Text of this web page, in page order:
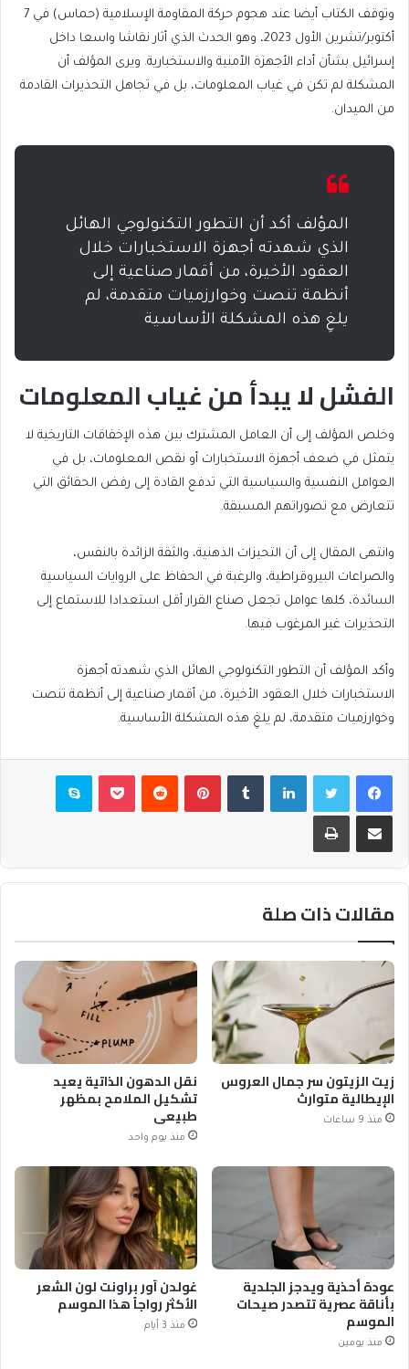
وتوقف الكتاب أيضا عند هجوم حركة المقاومة الإسلامية (حماس) في 7
أكتوبر/تشرين الأول 2023، وهو الحدث الذي أثار نقاشا واسعا داخل
إسرائيل بشأن أداء الأجهزة الأمنية والاستخبارية. ويرى المؤلف أن
المشكلة لم تكن في غياب المعلومات، بل في تجاهل التحذيرات القادمة
من الميدان.
المؤلف أكد أن التطور التكنولوجي الهائل
الذي شهدته أجهزة الاستخبارات خلال
العقود الأخيرة، من أقمار صناعية إلى
أنظمة تنصت وخوارزميات متقدمة، لم
يلغِ هذه المشكلة الأساسية
الفشل لا يبدأ من غياب المعلومات
وخلص المؤلف إلى أن العامل المشترك بين هذه الإخفاقات التاريخية لا
يتمثل في ضعف أجهزة الاستخبارات أو نقص المعلومات، بل في
العوامل النفسية والسياسية التي تدفع القادة إلى رفض الحقائق التي
تتعارض مع تصوراتهم المسبقة.
وانتهى المقال إلى أن التحيزات الذهنية، والثقة الزائدة بالنفس،
والصراعات البيروقراطية، والرغبة في الحفاظ على الروايات السياسية
السائدة، كلها عوامل تجعل صناع القرار أقل استعدادا للاستماع إلى
التحذيرات غير المرغوب فيها.
وأكد المؤلف أن التطور التكنولوجي الهائل الذي شهدته أجهزة
الاستخبارات خلال العقود الأخيرة، من أقمار صناعية إلى أنظمة تنصت
وخوارزميات متقدمة، لم يلغِ هذه المشكلة الأساسية.
فيسبوكتويتر لينكدإن بينتيريست بوكيت سكايب
مشاركة عبر البريد طباعة
مقالات ذات صلة
زيت الزيتون سر جمال العروس
الإيطالية متوارث
منذ 9 ساعات
نقل الدهون الذاتية يعيد
تشكيل الملامح بمظهر
طبيعي
منذ يوم واحد
عودة أحذية ويدجز الجلدية
بأناقة عصرية تتصدر صيحات
الموسم
منذ يومين
غولدن آور براونت لون الشعر
الأكثر رواجاً هذا الموسم
منذ 3 أيام